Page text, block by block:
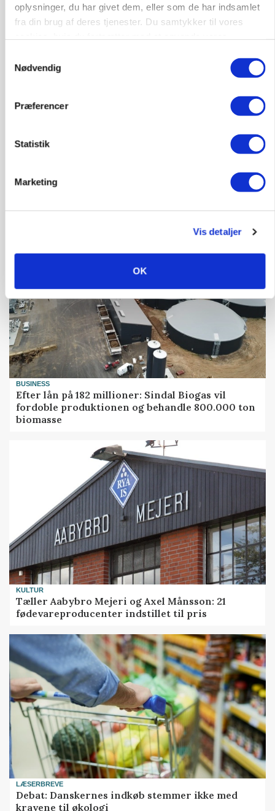
oplysninger, du har givet dem, eller som de har indsamlet
fra din brug af deres tjenester. Du samtykker til vores
Nødvendig
Præferencer
Statistik
Marketing
Vis detaljer
OK
BUSINESS
Efter fire årtier: Familieejet vestjysk producent
KULTUR
Loading...
BUSINESS
Efter lån på 182 millioner: Sindal Biogas vil
fordoble produktionen og behandle 800.000 ton
biomasse
KULTUR
Tæller Aabybro Mejeri og Axel Månsson: 21
fødevareproducenter indstillet til pris
LÆSERBREVE
Debat: Danskernes indkøb stemmer ikke med
kravene til økologi